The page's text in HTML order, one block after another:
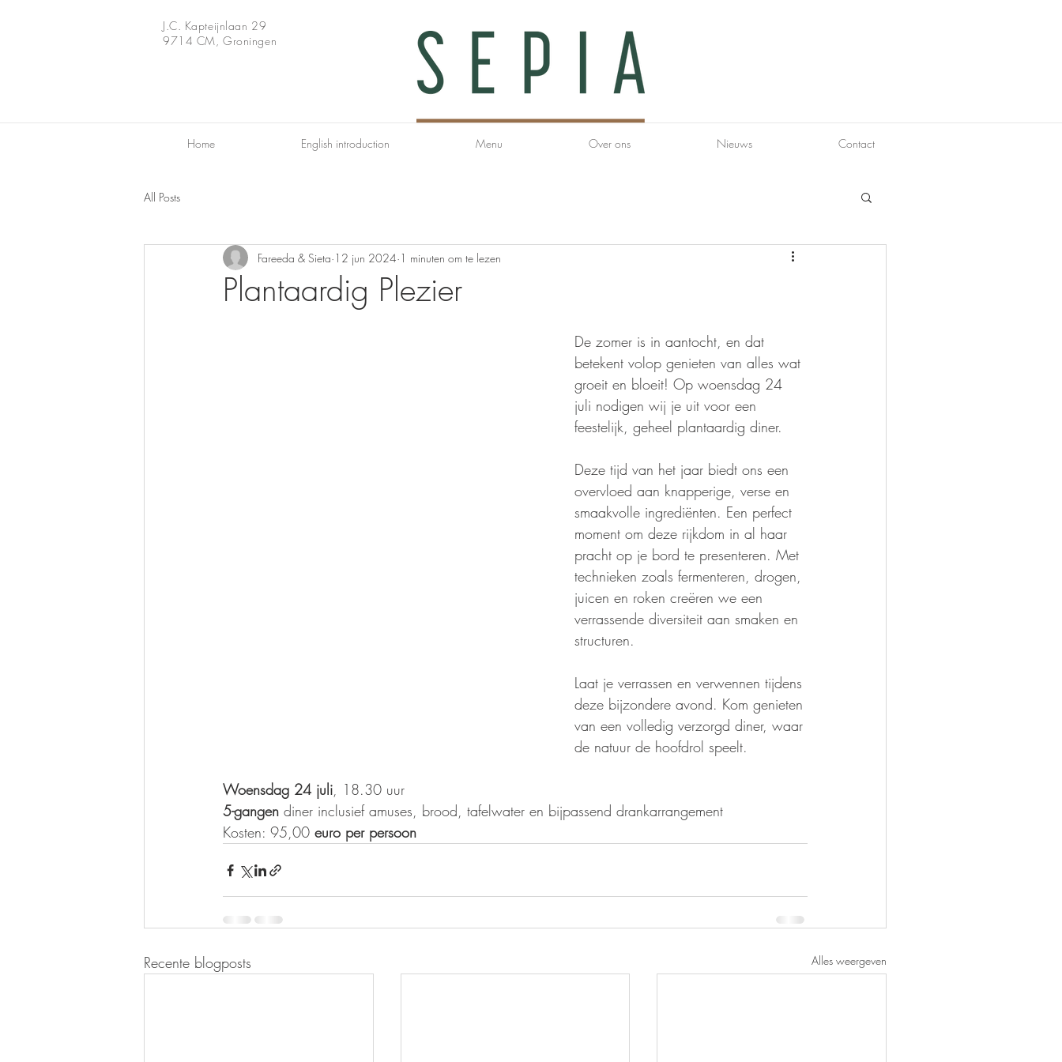
J.C. Kapteijnlaan 29
9714 CM, Groningen
Home English introduction Menu Over ons Nieuws Contact
All Posts
Plantaardig Plezier
Fareeda & Sieta 12 jun 2024 1 minuten om te lezen
De zomer is in aantocht, en dat
betekent volop genieten van alles wat
groeit en bloeit! Op woensdag 24
juli nodigen wij je uit voor een
feestelijk, geheel plantaardig diner.
Deze tijd van het jaar biedt ons een
overvloed aan knapperige, verse en
smaakvolle ingrediënten. Een perfect
moment om deze rijkdom in al haar
pracht op je bord te presenteren. Met
technieken zoals fermenteren, drogen,
juicen en roken creëren we een
verrassende diversiteit aan smaken en
structuren.
Laat je verrassen en verwennen tijdens
deze bijzondere avond. Kom genieten
van een volledig verzorgd diner, waar
de natuur de hoofdrol speelt.
Woensdag 24 juli, 18.30 uur
5-gangen diner inclusief amuses, brood, tafelwater en bijpassend drankarrangement
Kosten: 95,00 euro per persoon
Recente blogposts Alles weergeven